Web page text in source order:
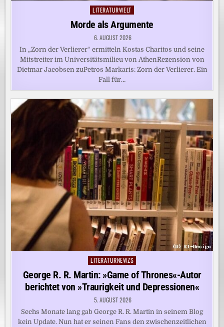
Posted
in
LITERATURWELT
Morde als Argumente
6. AUGUST 2026
In „Zorn der Verlierer“ ermitteln Kostas Charitos und seine
Mitstreiter im Universitätsmilieu von AthenRezension von
Dietmar Jacobsen zuPetros Markaris: Zorn der Verlierer. Ein
Fall für…
Posted
in
LITERATURNEWZS
George R. R. Martin: »Game of Thrones«-Autor
berichtet von »Traurigkeit und Depressionen«
5. AUGUST 2026
Sechs Monate lang gab George R. R. Martin in seinem Blog
kein Update. Nun hat er seinen Fans den zwischenzeitlichen